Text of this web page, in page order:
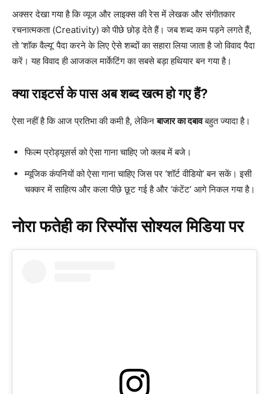
अक्सर देखा गया है कि व्यूज और लाइक्स की रेस में लेखक और संगीतकार
रचनात्मकता (Creativity) को पीछे छोड़ देते हैं। जब शब्द कम पड़ने लगते हैं,
तो ‘शॉक वैल्यू’ पैदा करने के लिए ऐसे शब्दों का सहारा लिया जाता है जो विवाद पैदा
करें। यह विवाद ही आजकल मार्केटिंग का सबसे बड़ा हथियार बन गया है।
क्या राइटर्स के पास अब शब्द खत्म हो गए हैं?
ऐसा नहीं है कि आज प्रतिभा की कमी है, लेकिनबाजार का दबावबहुत ज्यादा है।
फिल्म प्रोड्यूसर्स को ऐसा गाना चाहिए जो क्लब में बजे।
म्यूजिक कंपनियों को ऐसा गाना चाहिए जिस पर ‘शॉर्ट वीडियो’ बन सकें। इसी
चक्कर में साहित्य और कला पीछे छूट गई है और ‘कंटेंट’ आगे निकल गया है।
नोरा फतेही का रिस्पोंस सोश्यल मिडिया पर